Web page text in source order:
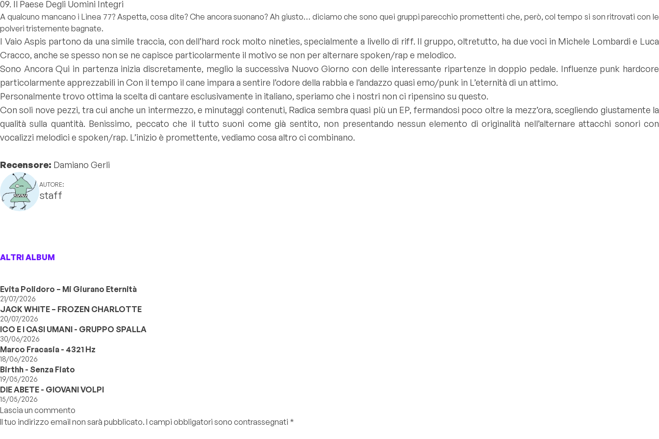
09. Il Paese Degli Uomini Integri
A qualcuno mancano i Linea 77? Aspetta, cosa dite? Che ancora suonano? Ah giusto… diciamo che sono quei gruppi parecchio promettenti che, però, col tempo si son ritrovati con le
polveri tristemente bagnate.
I Vaio Aspis partono da una simile traccia, con dell’hard rock molto nineties, specialmente a livello di riff. Il gruppo, oltretutto, ha due voci in Michele Lombardi e Luca
Cracco, anche se spesso non se ne capisce particolarmente il motivo se non per alternare spoken/rap e melodico.
Sono Ancora Qui in partenza inizia discretamente, meglio la successiva Nuovo Giorno con delle interessante ripartenze in doppio pedale. Influenze punk hardcore
particolarmente apprezzabili in Con il tempo il cane impara a sentire l’odore della rabbia e l’andazzo quasi emo/punk in L’eternità di un attimo.
Personalmente trovo ottima la scelta di cantare esclusivamente in italiano, speriamo che i nostri non ci ripensino su questo.
Con soli nove pezzi, tra cui anche un intermezzo, e minutaggi contenuti, Radica sembra quasi più un EP, fermandosi poco oltre la mezz’ora, scegliendo giustamente la
qualità sulla quantità. Benissimo, peccato che il tutto suoni come già sentito, non presentando nessun elemento di originalità nell’alternare attacchi sonori con
vocalizzi melodici e spoken/rap. L’inizio è promettente, vediamo cosa altro ci combinano.
Recensore: Damiano Gerli
AUTORE:
staff
ALTRI ALBUM
Evita Polidoro – Mi Giurano Eternità
21/07/2026
JACK WHITE – FROZEN CHARLOTTE
20/07/2026
ICO E I CASI UMANI - GRUPPO SPALLA
30/06/2026
Marco Fracasia - 4321 Hz
18/06/2026
Birthh - Senza Fiato
19/05/2026
DIE ABETE - GIOVANI VOLPI
15/05/2026
Lascia un commento
Il tuo indirizzo email non sarà pubblicato. I campi obbligatori sono contrassegnati *